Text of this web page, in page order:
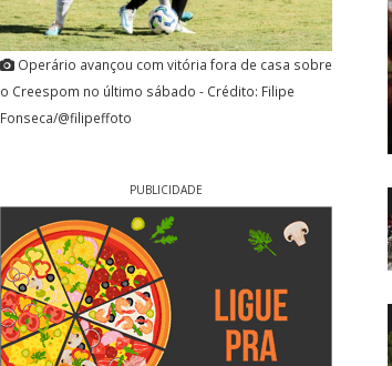
Operário avançou com vitória fora de casa sobre
o Creespom no último sábado - Crédito: Filipe
Fonseca/@filipeffoto
PUBLICIDADE